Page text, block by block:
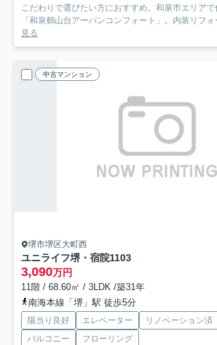
こだわりで選びたい方におすすめ。和泉市エリア
「和泉鶴山台アーバンコンフォート」。内装リフ
見る
中古マンション
堺市堺区大町西
ユニライフ堺・宿院1103
3,090万円
11階 / 68.60㎡ / 3LDK /築31年
南海本線「堺」駅 徒歩5分
陽当り良好 エレベーター リノベーション済
バルコニー
フローリング